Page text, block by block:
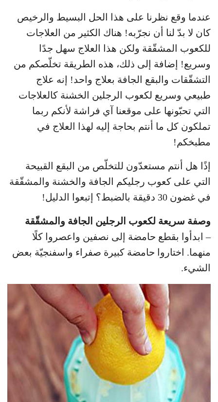
عندما وقع نظرنا على هذا الحل البسيط والرخيص
كان لا بدّ لنا أن نجرّبه! هناك الكثير من العلاجات
للكعوب المشقّقة ولكن هذا العلاج سهل جدًا
وسريع! إضافة إلى ذلك، هذه الطريقة تخلّصكم من
التشقّقات والبقع الجافة بعلاج واحد! إنه علاج
طبيعي وسريع لكعوب الرجلين الخشنة كالعلاجات
التي تحبّونها على موقعنا آي فراشة لأنكم ربما
تملكون كل ما أنتم بحاجة إليه لهذا العلاج في
مطبخكم!
إذًا هل أنتم مستعدّون للتخلّص من البقع القبيحة
التي على كعوب رجليكم الجافة والخشنة والمشقّقة
في غضون 30 دقيقة بالضبط؟ إتبعوا الدليل!
وصفة سريعة لكعوب الرجلين الجافة والمشقّقة
– ابدأوا بقطع حامضة إلى نصفين واعصروا كلًا
منهما. اختاروا حامضة كبيرة صفراء واسفنجيّة بعض
الشيء.